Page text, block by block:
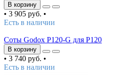
В корзину
• 3 905 руб. •
Есть в наличии
Соты Godox P120-G для P120
В корзину
• 3 740 руб. •
Есть в наличии